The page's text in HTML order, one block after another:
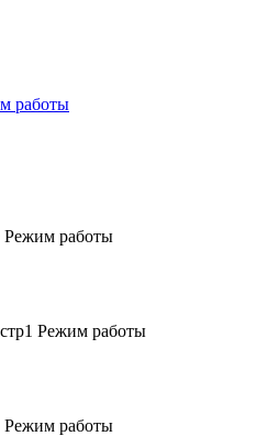
работы
Режим работы
Режим работы
Режим работы